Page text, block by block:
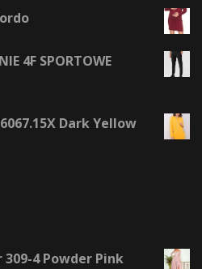
4F SPORTOWE
Dark Yellow
4 Powder Pink